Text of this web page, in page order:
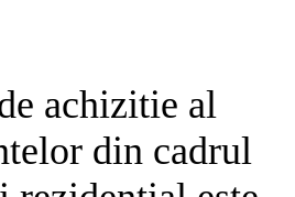
achizitie al
din cadrul